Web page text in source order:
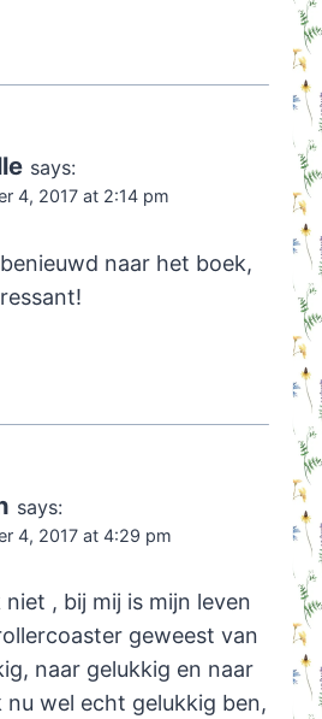
says:
4, 2017 at 2:14 pm
naar het boek,
says:
4, 2017 at 4:29 pm
, bij mij is mijn leven
geweest van
naar gelukkig en naar
wel echt gelukkig ben,